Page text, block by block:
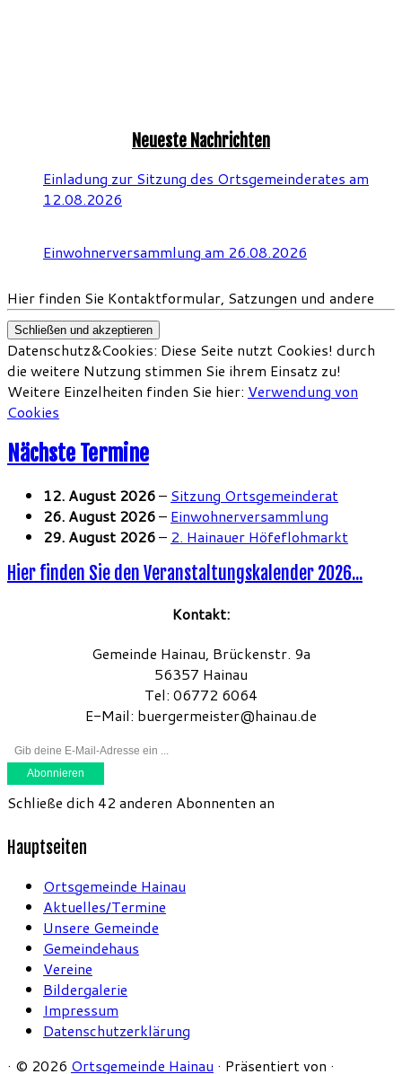
Aktuelles
Hier finden Sie Kontaktformular, Satzungen und andere
Bügerservice
Neueste Nachrichten
Einladung zur Sitzung des Ortsgemeinderates am
12.08.2026
Einwohnerversammlung am 26.08.2026
Datenschutz&Cookies: Diese Seite nutzt Cookies! durch
die weitere Nutzung stimmen Sie ihrem Einsatz zu!
Weitere Einzelheiten finden Sie hier: Verwendung von
Cookies
Nächste Termine
12. August 2026– Sitzung Ortsgemeinderat
26. August 2026– Einwohnerversammlung
29. August 2026– 2. Hainauer Höfeflohmarkt
Hier finden Sie den Veranstaltungskalender 2026...
Kontakt:
Gemeinde Hainau, Brückenstr. 9a
56357 Hainau
Tel: 06772 6064
E-Mail: buergermeister@hainau.de
Abonnieren
Schließe dich 42 anderen Abonnenten an
Hauptseiten
Ortsgemeinde Hainau
Aktuelles/Termine
Unsere Gemeinde
Gemeindehaus
Vereine
Bildergalerie
Impressum
Datenschutzerklärung
· © 2026 Ortsgemeinde Hainau · Präsentiert von ·